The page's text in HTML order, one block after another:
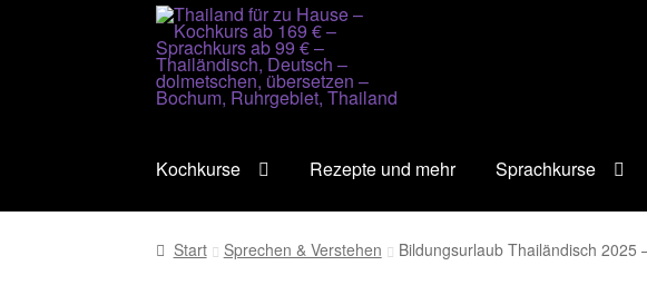
Zur
Navigation
springen
Zum
Inhalt
springen
Kochkurse Rezepte und mehr Sprachkurse
Start Sprechen & Verstehen Bildungsurlaub Thailändisch 2025